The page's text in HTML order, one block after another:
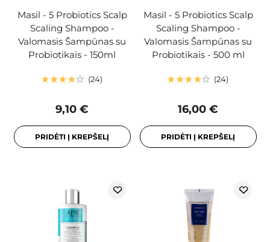
Masil - 5 Probiotics Scalp
Scaling Shampoo -
Valomasis Šampūnas su
Probiotikais - 150ml
24
9,10 €
PRIDĖTI Į KREPŠELĮ
Masil - 5 Probiotics Scalp
Scaling Shampoo -
Valomasis Šampūnas su
Probiotikais - 500 ml
24
16,00 €
PRIDĖTI Į KREPŠELĮ